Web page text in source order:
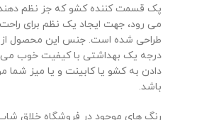
پک قسمت کننده کشو که جز نظم
می رود، جهت ایجاد یک نظم برای راحت
طراحی شده است. جنس این محصول
درجه یک بهداشتی با کیفیت خوب می
دادن به کشو یا کابینت و یا میز شما
باشد.
رنگ های موجود در فروشگاه خلاق